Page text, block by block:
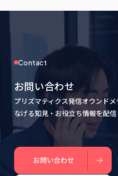
Contact
お問い合わせ
プリズマティクス発信オウンド
なげる知見・お役立ち情報を配信
お問い合わせ